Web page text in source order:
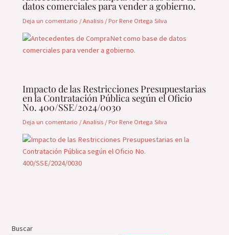
datos comerciales para vender a gobierno.
Deja un comentario /Analisis / PorRene Ortega Silva
Impacto de las Restricciones Presupuestarias
en la Contratación Pública según el Oficio
No. 400/SSE/2024/0030
Deja un comentario /Analisis / PorRene Ortega Silva
Buscar